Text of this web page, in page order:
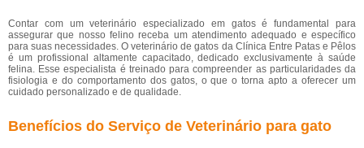
Contar com um veterinário especializado em gatos é fundamental para
assegurar que nosso felino receba um atendimento adequado e específico
para suas necessidades. O veterinário de gatos da Clínica Entre Patas e Pêlos
é um profissional altamente capacitado, dedicado exclusivamente à saúde
felina. Esse especialista é treinado para compreender as particularidades da
fisiologia e do comportamento dos gatos, o que o torna apto a oferecer um
cuidado personalizado e de qualidade.
Benefícios do Serviço de Veterinário para gato